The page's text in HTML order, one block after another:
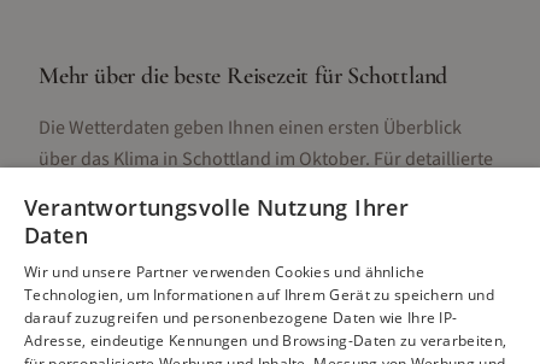
Mehr über die beste Reisezeit für Schottland
Die Wetterdaten geben Ihnen einen ersten Überblick
über das Klima in Schottland im Oktober. Für detaillierte
Unterschieden, Aktivitäten und Reisetipps besuchen Sie
Alle Infos zur besten ReisezeitSchottland
Verantwortungsvolle Nutzung Ihrer
Daten
Wir und unsere Partner verwenden Cookies und ähnliche
Technologien, um Informationen auf Ihrem Gerät zu speichern und
darauf zuzugreifen und personenbezogene Daten wie Ihre IP-
Adresse, eindeutige Kennungen und Browsing-Daten zu verarbeiten,